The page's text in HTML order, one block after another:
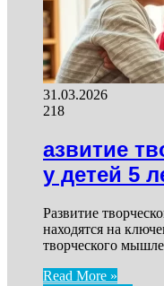
31.03.2026
218
азвитие
у детей 5
Развитие
находятся на
творческого
Read More »